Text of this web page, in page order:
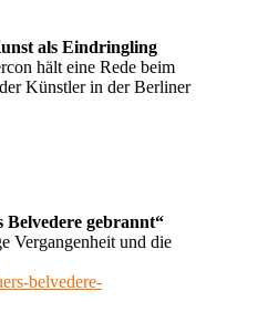
als Eindringling
hält eine Rede beim
Künstler in der Berliner
Belvedere gebrannt“
Vergangenheit und die
belvedere-